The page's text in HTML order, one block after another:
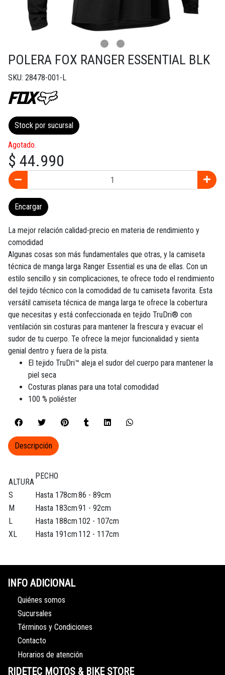
POLERA FOX RANGER ESSENTIAL BLK
SKU: 28478-001-L
Stock por sucursal
Agotado.
$ 44.990
Encargar
La mejor relación calidad-precio en materia de rendimiento y
comodidad
Algunas cosas son más fundamentales que otras, y la camiseta
técnica de manga larga Ranger Essential es una de ellas. Con un
estilo sencillo y sin complicaciones, te ofrece todo el rendimiento
del tejido técnico con la comodidad de tu camiseta favorita. Esta
versátil camiseta técnica de manga larga te ofrece la cobertura
que necesitas y está confeccionada en tejido TruDri® con
ventilación sin costuras para mantener la frescura y evacuar el
sudor de tu cuerpo. Te ofrece la mejor funcionalidad y sienta
genial dentro y fuera de la pista.
El tejido TruDri™ aleja el sudor del cuerpo para mantener la
piel seca
Costuras planas para una total comodidad
100 % poliéster
ALTURA
PECHO
S
Hasta 178cm86 - 89cm
M
Hasta 183cm91 - 92cm
L
Hasta 188cm 102 - 107cm
XL
Hasta 191cm 112 - 117cm
Descripción
INFO ADICIONAL
Quiénes somos
Sucursales
Términos y Condiciones
Contacto
Horarios de atención
RIDETEC MOTOS & BIKE STORE